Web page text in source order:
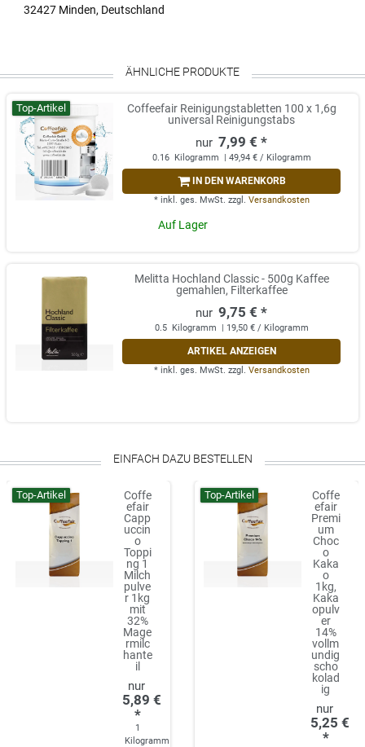
32427 Minden, Deutschland
ÄHNLICHE PRODUKTE
Top-Artikel
Coffeefair Reinigungstabletten 100 x 1,6g
universal Reinigungstabs
7,99 € *
0.16 Kilogramm | 49,94 € / Kilogramm
IN DEN WARENKORB
* inkl. ges. MwSt. zzgl. Versandkosten
Auf Lager
Melitta Hochland Classic - 500g Kaffee
gemahlen, Filterkaffee
9,75 € *
0.5 Kilogramm | 19,50 € / Kilogramm
ARTIKEL ANZEIGEN
* inkl. ges. MwSt. zzgl. Versandkosten
EINFACH DAZU BESTELLEN
Top-Artikel
Coffe
efair
Capp
uccin
o
Toppi
ng 1
Milch
pulve
r 1kg
mit
32%
Mage
rmilc
hante
il
5,89 €
*
1
Kilogramm
Top-Artikel
Coffe
efair
Premi
um
Choc
o
Kaka
o
1kg,
Kaka
opulv
er
14%
vollm
undig
scho
kolad
ig
5,25 €
*